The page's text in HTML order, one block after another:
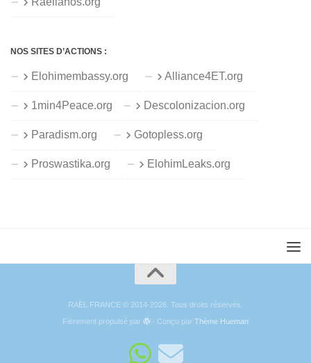
NOS SITES D’ACTIONS :
Elohimembassy.org Alliance4ET.org
1min4Peace.org Descolonizacion.org
Paradism.org Gotopless.org
Proswastika.org ElohimLeaks.org
RAËL FRANCE © 2014-2026. Tous droits réservés.
Fièrement propulsé par
- Conçu parThème Hueman